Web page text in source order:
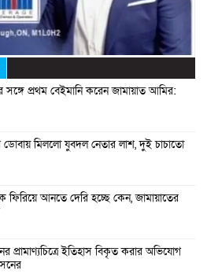
সঙ্গে প্রথম বেইমানি করেন জামায়াত আমির:
ডোবায় মিললো যুবদল নেতার লাশ, দুই চাচাতো
ফিরিয়ে আনতে দেরি হচ্ছে কেন, জামায়াতের
প্রামাণ্যচিত্রে ইতিহাস বিকৃত করার অভিযোগ